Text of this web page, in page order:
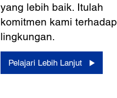
yang lebih baik. Itulah
komitmen kami terhadap
lingkungan.
Pelajari Lebih Lanjut